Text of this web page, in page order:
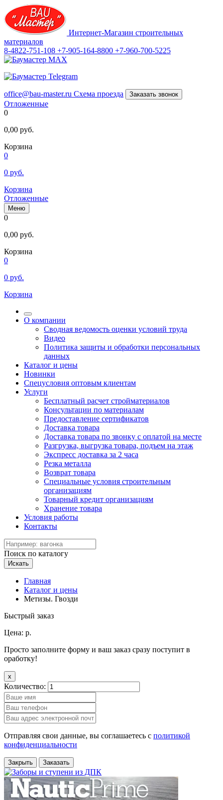
Интернет-Магазин строительных
материалов
8-4822-751-108 +7-905-164-8800 +7-960-700-5225
office@bau-master.ru Схема проезда Заказать звонок
Отложенные
0
0,00 руб.
Корзина
0
0 руб.
Корзина
Отложенные
Меню
0
0,00 руб.
Корзина
0
0 руб.
Корзина
О компании
Сводная ведомость оценки условий труда
Видео
Политика защиты и обработки персональных
данных
Каталог и цены
Новинки
Спецусловия оптовым клиентам
Услуги
Бесплатный расчет стройматериалов
Консультации по материалам
Предоставление сертификатов
Доставка товара
Доставка товара по звонку с оплатой на месте
Разгрузка, выгрузка товара, подъем на этаж
Экспресс доставка за 2 часа
Резка металла
Возврат товара
Специальные условия строительным
организациям
Товарный кредит организациям
Хранение товара
Условия работы
Контакты
Поиск по каталогу
Искать
Главная
Каталог и цены
Метизы. Гвозди
Быстрый заказ
Цена: р.
Просто заполните форму и ваш заказ сразу поступит в
оработку!
x
Количество:
Отправляя свои данные, вы соглашаетесь с политикой
конфиденциальности
Закрыть Заказать